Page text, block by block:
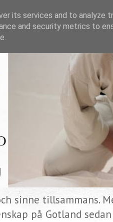
sinne tillsammans.
på Gotland sedan
its services and to analyze
and security metrics to